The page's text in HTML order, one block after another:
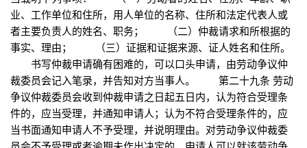
业、工作单位和住所，用人单位的名称、住所和法定代表人或
者主要负责人的姓名、职务； （二）仲裁请求和所根据的
事实、理由； （三）证据和证据来源、证人姓名和住所。
书写仲裁申请确有困难的，可以口头申请，由劳动争议仲
裁委员会记入笔录，并告知对方当事人。 第二十九条 劳动
争议仲裁委员会收到仲裁申请之日起五日内，认为符合受理条
件的，应当受理，并通知申请人；认为不符合受理条件的，应
当书面通知申请人不予受理，并说明理由。对劳动争议仲裁委